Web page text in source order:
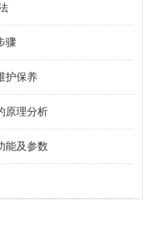
骤
护保养
原理分析
能及参数